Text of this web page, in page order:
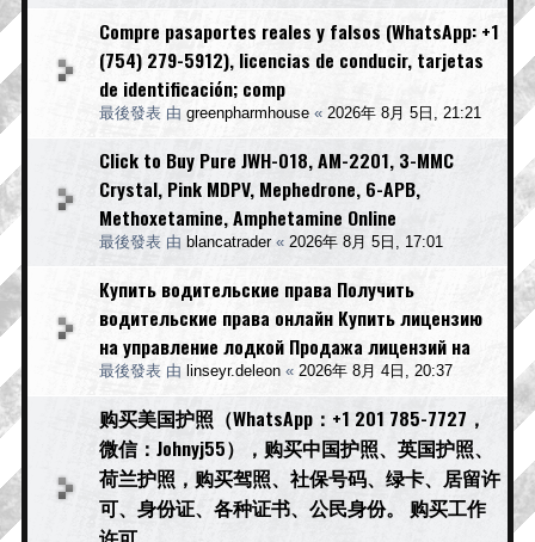
Compre pasaportes reales y falsos (WhatsApp: +1
(754) 279-5912), licencias de conducir, tarjetas
de identificación; comp
最後發表 由 greenpharmhouse « 2026年 8月 5日, 21:21
Click to Buy Pure JWH-018, AM-2201, 3-MMC
Crystal, Pink MDPV, Mephedrone, 6-APB,
Methoxetamine, Amphetamine Online
最後發表 由 blancatrader« 2026年 8月 5日, 17:01
Купить водительские права Получить
водительские права онлайн Купить лицензию
на управление лодкой Продажа лицензий на
最後發表 由 linseyr.deleon « 2026年 8月 4日, 20:37
购买美国护照（WhatsApp：+1 201 785-7727，
微信：Johnyj55），购买中国护照、英国护照、
荷兰护照，购买驾照、社保号码、绿卡、居留许
可、身份证、各种证书、公民身份。 购买工作